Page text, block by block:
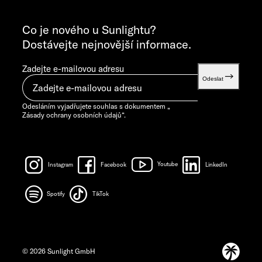
info@sunlight.de
Co je nového u Sunlightu?
Dostávejte nejnovější informace.
Zadejte e-mailovou adresu
Odeslat
Odesláním vyjadřujete souhlas s dokumentem „
Zásady ochrany osobních údajů“.
Instagram Facebook Youtube LinkedIn
Spotify TikTok
© 2026 Sunlight GmbH